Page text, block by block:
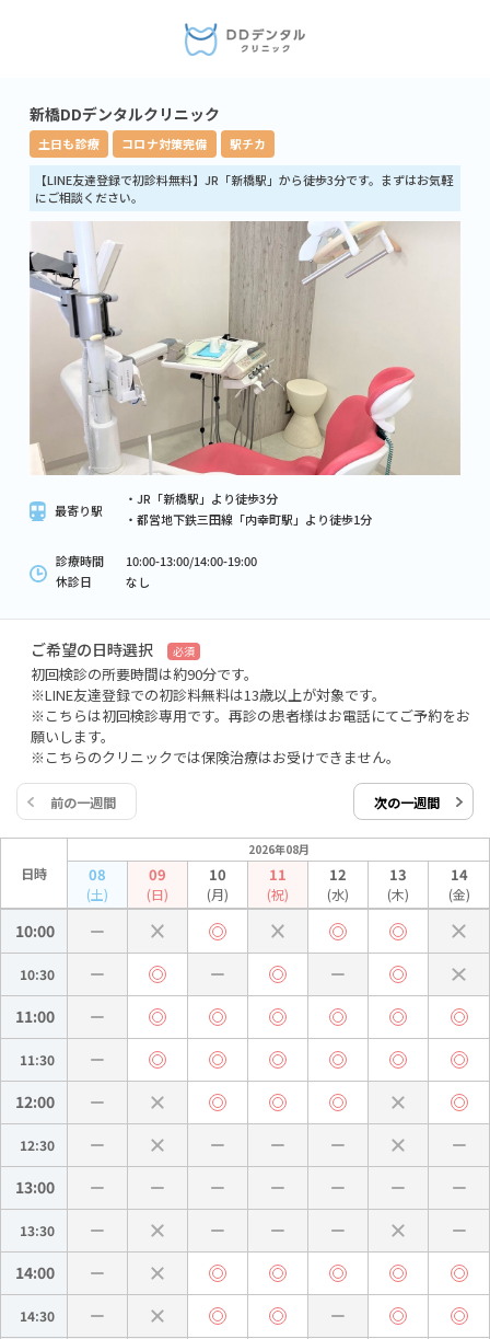
新橋DDデンタルクリニック
土日も診療 コロナ対策完備 駅チカ
【LINE友達登録で初診料無料】JR「新橋駅」から徒歩3分です。まずはお気軽
にご相談ください。
最寄り駅
・JR「新橋駅」より徒歩3分
・都営地下鉄三田線「内幸町駅」より徒歩1分
診療時間
10:00-13:00/14:00-19:00
休診日
なし
ご希望の日時選択 必須
初回検診の所要時間は約90分です。
※LINE友達登録での初診料無料は13歳以上が対象です。
※こちらは初回検診専用です。再診の患者様はお電話にてご予約をお
願いします。
※こちらのクリニックでは保険治療はお受けできません。
前の一週間 次の一週間
日時
2026年08月
08
(土)
09
(日)
10
(月)
11
(祝)
12
(水)
13
(木)
14
(金)
10:00
10:30
11:00
11:30
12:00
12:30
13:00
13:30
14:00
14:30